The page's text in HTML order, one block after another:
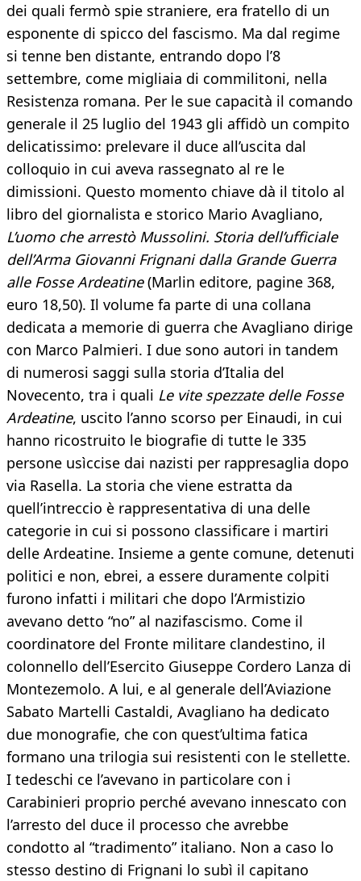
dei quali fermò spie straniere, era fratello di un
esponente di spicco del fascismo. Ma dal regime
si tenne ben distante, entrando dopo l’8
settembre, come migliaia di commilitoni, nella
Resistenza romana. Per le sue capacità il comando
generale il 25 luglio del 1943 gli affidò un compito
delicatissimo: prelevare il duce all’uscita dal
colloquio in cui aveva rassegnato al re le
dimissioni. Questo momento chiave dà il titolo al
libro del giornalista e storico Mario Avagliano,
L’uomo che arrestò Mussolini. Storia dell’ufficiale
dell’Arma Giovanni Frignani dalla Grande Guerra
alle Fosse Ardeatine(Marlin editore, pagine 368,
euro 18,50). Il volume fa parte di una collana
dedicata a memorie di guerra che Avagliano dirige
con Marco Palmieri. I due sono autori in tandem
di numerosi saggi sulla storia d’Italia del
Novecento, tra i quali Le vite spezzate delle Fosse
Ardeatine, uscito l’anno scorso per Einaudi, in cui
hanno ricostruito le biografie di tutte le 335
persone usìccise dai nazisti per rappresaglia dopo
via Rasella. La storia che viene estratta da
quell’intreccio è rappresentativa di una delle
categorie in cui si possono classificare i martiri
delle Ardeatine. Insieme a gente comune, detenuti
politici e non, ebrei, a essere duramente colpiti
furono infatti i militari che dopo l’Armistizio
avevano detto “no” al nazifascismo. Come il
coordinatore del Fronte militare clandestino, il
colonnello dell’Esercito Giuseppe Cordero Lanza di
Montezemolo. A lui, e al generale dell’Aviazione
Sabato Martelli Castaldi, Avagliano ha dedicato
due monografie, che con quest’ultima fatica
formano una trilogia sui resistenti con le stellette.
I tedeschi ce l’avevano in particolare con i
Carabinieri proprio perché avevano innescato con
l’arresto del duce il processo che avrebbe
condotto al “tradimento” italiano. Non a caso lo
stesso destino di Frignani lo subì il capitano